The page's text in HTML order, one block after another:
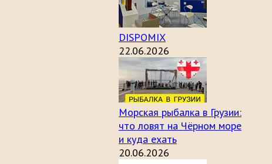
DISPOMIX
22.06.2026
Морская рыбалка в Грузии:
что ловят на Чёрном море
и куда ехать
20.06.2026